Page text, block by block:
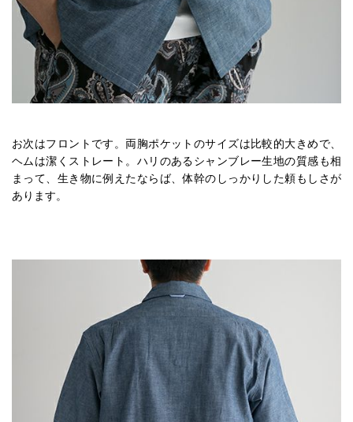
お次はフロントです。両胸ポケットのサイズは比較的大きめで、
ヘムは潔くストレート。ハリのあるシャンブレー生地の質感も相
まって、生き物に例えたならば、体幹のしっかりした頼もしさが
あります。